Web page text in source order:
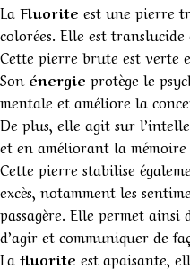
La Fluorite est une pierre
colorées. Elle est
Cette pierre brute est verte
Sonénergie protège le
mentale et améliore la
De plus, elle agit sur
et en améliorant la
Cette pierre stabilise
excès, notamment les
passagère. Elle permet ainsi
d’agir et communiquer de
La fluorite est apaisante,